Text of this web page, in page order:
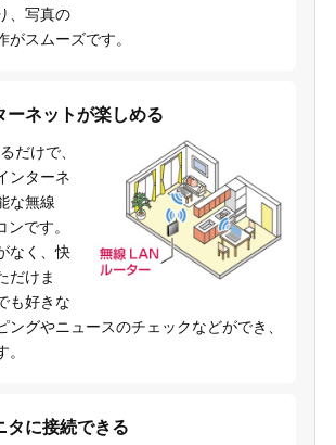
、写真の
がスムーズです。
ーネットが楽しめる
だけで、
ンターネ
な無線
です。
なく、快
だけま
も好きな
ングやニュースのチェックなどができ、
タに接続できる